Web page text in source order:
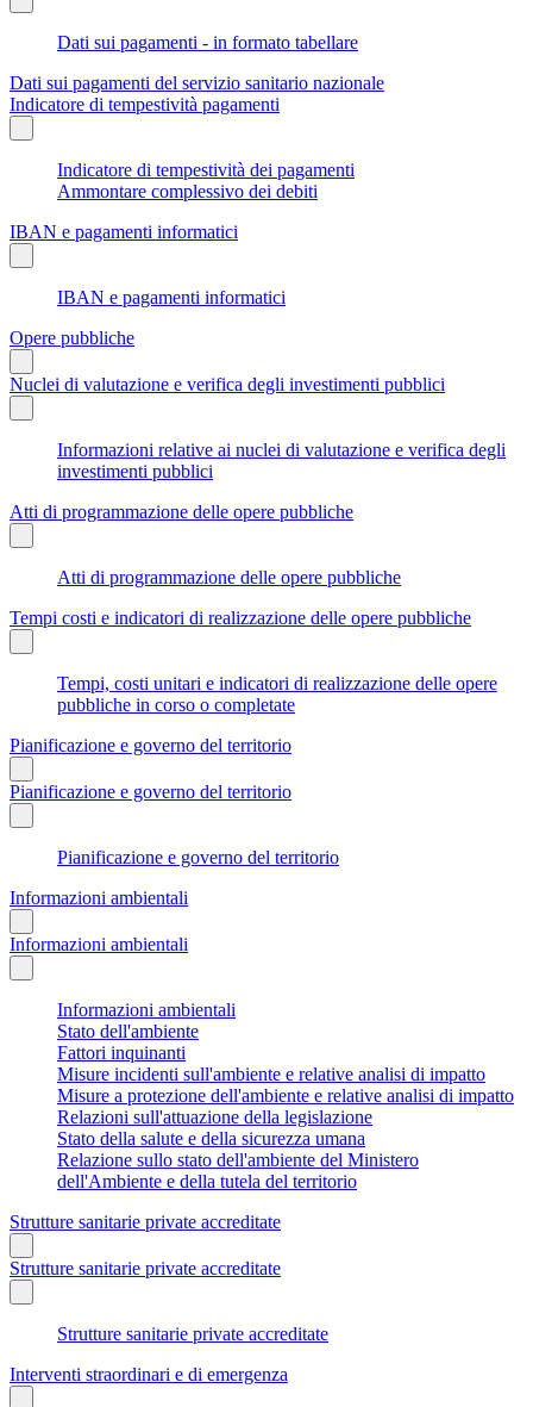
Dati sui pagamenti - in formato tabellare
Dati sui pagamenti del servizio sanitario nazionale
Indicatore di tempestività pagamenti
Indicatore di tempestività dei pagamenti
Ammontare complessivo dei debiti
IBAN e pagamenti informatici
IBAN e pagamenti informatici
Opere pubbliche
Nuclei di valutazione e verifica degli investimenti pubblici
Informazioni relative ai nuclei di valutazione e verifica degli
investimenti pubblici
Atti di programmazione delle opere pubbliche
Atti di programmazione delle opere pubbliche
Tempi costi e indicatori di realizzazione delle opere pubbliche
Tempi, costi unitari e indicatori di realizzazione delle opere
pubbliche in corso o completate
Pianificazione e governo del territorio
Pianificazione e governo del territorio
Pianificazione e governo del territorio
Informazioni ambientali
Informazioni ambientali
Informazioni ambientali
Stato dell'ambiente
Fattori inquinanti
Misure incidenti sull'ambiente e relative analisi di impatto
Misure a protezione dell'ambiente e relative analisi di impatto
Relazioni sull'attuazione della legislazione
Stato della salute e della sicurezza umana
Relazione sullo stato dell'ambiente del Ministero
dell'Ambiente e della tutela del territorio
Strutture sanitarie private accreditate
Strutture sanitarie private accreditate
Strutture sanitarie private accreditate
Interventi straordinari e di emergenza